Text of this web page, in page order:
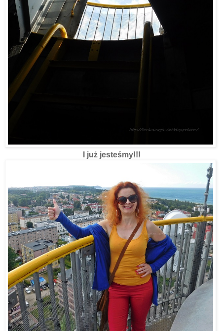
I już jesteśmy!!!